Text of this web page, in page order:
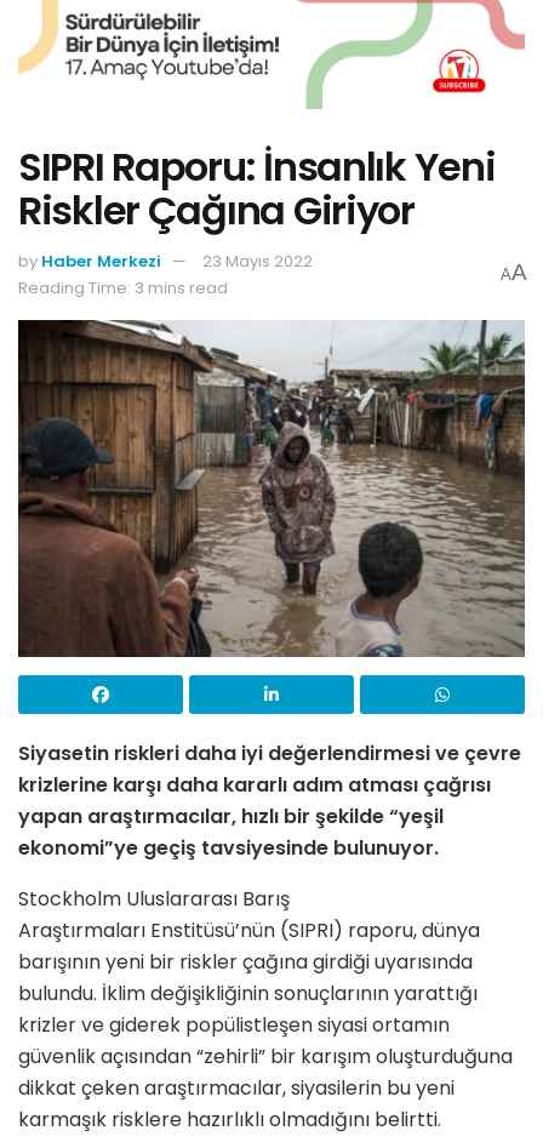
SIPRI Raporu: İnsanlık Yeni
Riskler Çağına Giriyor
by Haber Merkezi
23 Mayıs 2022
Reading Time: 3 mins read
AA
Siyasetin riskleri daha iyi değerlendirmesi ve çevre
krizlerine karşı daha kararlı adım atması çağrısı
yapan araştırmacılar, hızlı bir şekilde “yeşil
ekonomi”ye geçiş tavsiyesinde bulunuyor.
Stockholm Uluslararası Barış
Araştırmaları Enstitüsü’nün (SIPRI) raporu, dünya
barışının yeni bir riskler çağına girdiği uyarısında
bulundu. İklim değişikliğinin sonuçlarının yarattığı
krizler ve giderek popülistleşen siyasi ortamın
güvenlik açısından “zehirli” bir karışım oluşturduğuna
dikkat çeken araştırmacılar, siyasilerin bu yeni
karmaşık risklere hazırlıklı olmadığını belirtti.